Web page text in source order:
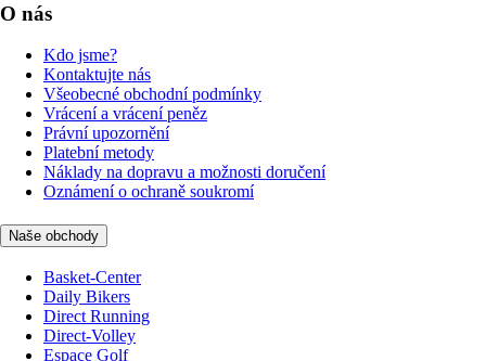
O nás
Kdo jsme?
Kontaktujte nás
Všeobecné obchodní podmínky
Vrácení a vrácení peněz
Právní upozornění
Platební metody
Náklady na dopravu a možnosti doručení
Oznámení o ochraně soukromí
Naše obchody
Basket-Center
Daily Bikers
Direct Running
Direct-Volley
Espace Golf